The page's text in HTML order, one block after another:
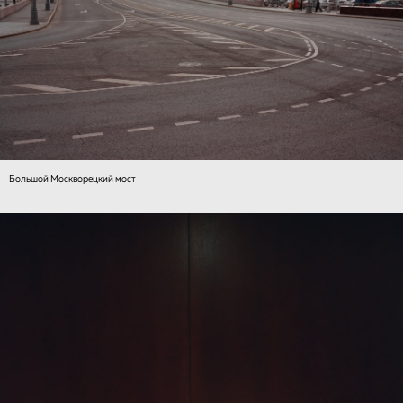
Большой Москворецкий мост